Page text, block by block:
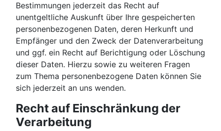
Bestimmungen jederzeit das Recht auf
unentgeltliche Auskunft über Ihre gespeicherten
personenbezogenen Daten, deren Herkunft und
Empfänger und den Zweck der Datenverarbeitung
und ggf. ein Recht auf Berichtigung oder Löschung
dieser Daten. Hierzu sowie zu weiteren Fragen
zum Thema personenbezogene Daten können Sie
sich jederzeit an uns wenden.
Recht auf Einschränkung der
Verarbeitung